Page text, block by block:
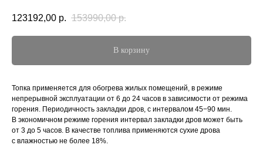
123192,00 р. 153990,00 р.
В корзину
Топка применяется для обогрева жилых помещений, в режиме
непрерывной эксплуатации от 6 до 24 часов в зависимости от режима
горения. Периодичность закладки дров, с интервалом 45−90 мин.
В экономичном режиме горения интервал закладки дров может быть
от 3 до 5 часов. В качестве топлива применяются сухие дрова
с влажностью не более 18%.